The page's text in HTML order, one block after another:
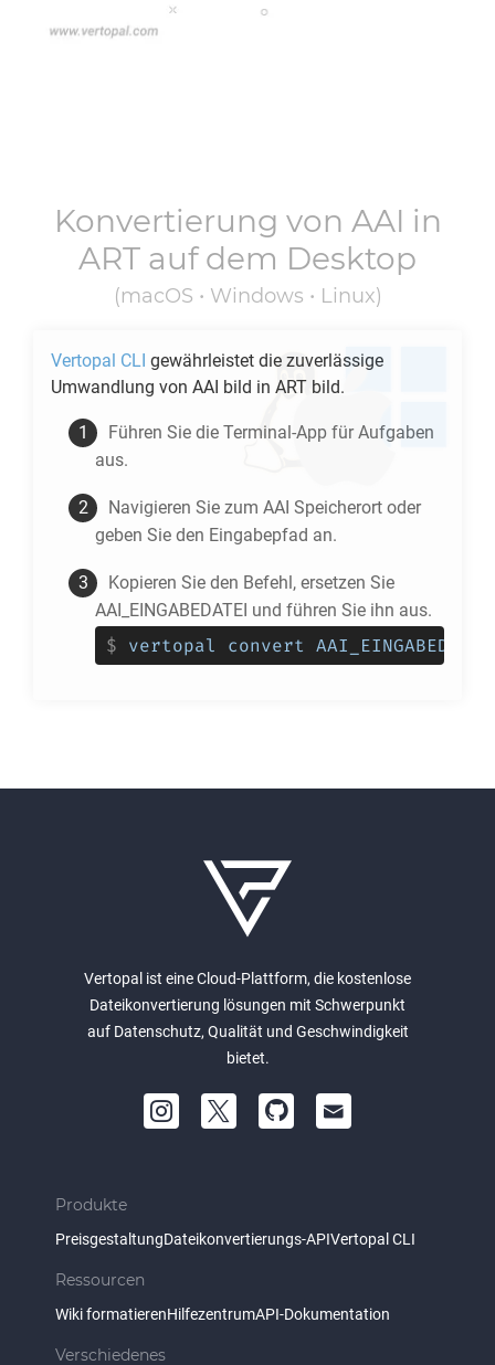
Konvertierung von AAI in
ART auf dem Desktop
(macOS • Windows • Linux)
Vertopal CLI gewährleistet die zuverlässige
Umwandlung von AAI bild in ART bild.
Führen Sie die Terminal-App für Aufgaben
aus.
Navigieren Sie zum AAI Speicherort oder
geben Sie den Eingabepfad an.
Kopieren Sie den Befehl, ersetzen Sie
AAI_EINGABEDATEI und führen Sie ihn aus.
$ vertopal convert
Vertopal ist eine Cloud-Plattform, die kostenlose
Dateikonvertierung lösungen mit Schwerpunkt
auf Datenschutz, Qualität und Geschwindigkeit
bietet.
Produkte
PreisgestaltungDateikonvertierungs-APIVertopal CLI
Ressourcen
Wiki formatierenHilfezentrumAPI-Dokumentation
Verschiedenes